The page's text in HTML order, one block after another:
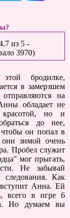
из 5-
3970)
бродилке,
в замерзшем
на
обладает не
красотой, но и
до нее,
чтобы он попал в
они зимой очень
Пробел служит
мог прыгать,
Не забывай
следования. Как
Анна. Ей
всего в игре 6
Но думаем вы